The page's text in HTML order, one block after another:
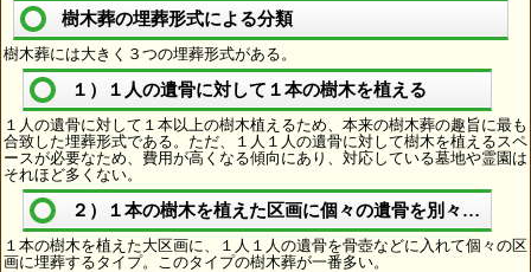
樹木葬の埋葬形式による分類
樹木葬には大きく３つの埋葬形式がある。
１）１人の遺骨に対して１本の樹木を植える
１人の遺骨に対して１本以上の樹木植えるため、本来の樹木葬の趣旨に最も
合致した埋葬形式である。ただ、１人１人の遺骨に対して樹木を植えるスペ
ースが必要なため、費用が高くなる傾向にあり、対応している墓地や霊園は
それほど多くない。
２）１本の樹木を植えた区画に個々の遺骨を別々に埋葬
１本の樹木を植えた大区画に、１人１人の遺骨を骨壺などに入れて個々の区
画に埋葬するタイプ。このタイプの樹木葬が一番多い。